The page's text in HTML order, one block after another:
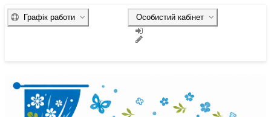
Особистий кабінет
Графік работи